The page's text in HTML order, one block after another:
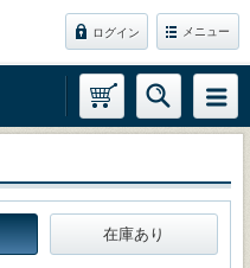
ログイン メニュー
在庫あり